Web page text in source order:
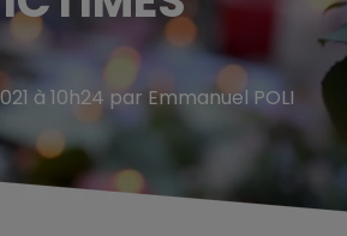
à 10h24 par Emmanuel POLI